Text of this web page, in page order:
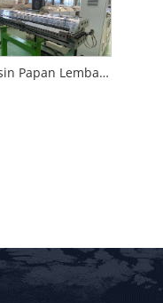
Mesin Papan Lembaran PP